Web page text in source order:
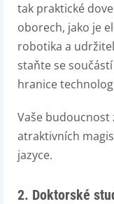
tak praktické
oborech, jako je
robotika a
staňte se
hranice
Vaše budoucnost
atraktivních
jazyce.
2. Doktorské